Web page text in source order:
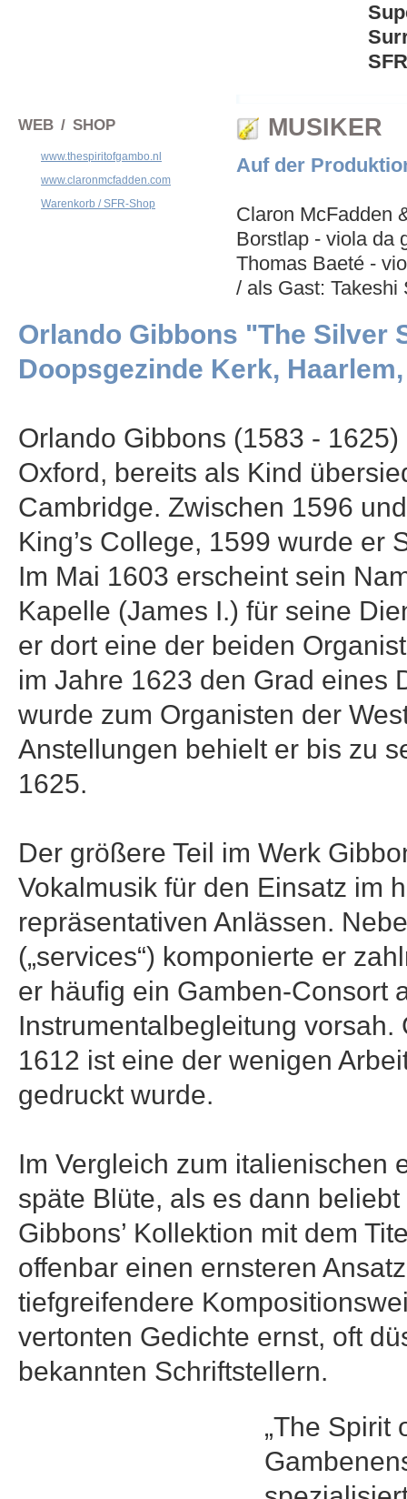
WEB / SHOP
www.thespiritofgambo.nl
www.claronmcfadden.com
Warenkorb / SFR-Shop
MUSIKER
Auf der
Claron McFadden
Borstlap - viola da
Thomas Baeté -
/ als Gast: Takeshi
Orlando Gibbons "The Silver
Doopsgezinde Kerk,
Orlando Gibbons (1583 -
Oxford, bereits als Kind
Cambridge. Zwischen 1596
King’s College, 1599 wurde er
Im Mai 1603 erscheint sein
Kapelle (James I.) für seine
er dort eine der beiden
im Jahre 1623 den Grad eines
wurde zum Organisten der
Anstellungen behielt er bis zu
1625.
Der größere Teil im Werk
Vokalmusik für den Einsatz im
repräsentativen Anlässen.
(„services“) komponierte er
er häufig ein Gamben-Consort
Instrumentalbegleitung
1612 ist eine der wenigen
gedruckt wurde.
Im Vergleich zum italienischen
späte Blüte, als es dann
Gibbons’ Kollektion mit dem
offenbar einen ernsteren
tiefgreifendere
vertonten Gedichte ernst, oft
bekannten Schriftstellern.
„The Spirit